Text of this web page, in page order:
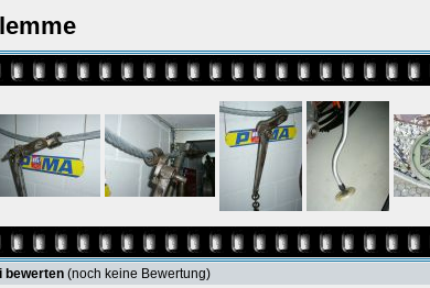
bewerten (noch keine Bewertung)